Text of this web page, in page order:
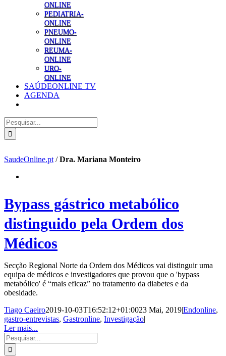
ONLINE
PEDIATRIA-
ONLINE
PNEUMO-
ONLINE
REUMA-
ONLINE
URO-
ONLINE
SAÚDEONLINE TV
AGENDA
Pesquisar
SaudeOnline.pt /Dra. Mariana Monteiro
Bypass gástrico metabólico
distinguido pela Ordem dos
Médicos
Secção Regional Norte da Ordem dos Médicos vai distinguir uma
equipa de médicos e investigadores que provou que o 'bypass
metabólico' é “mais eficaz” no tratamento da diabetes e da
obesidade.
Tiago Caeiro2019-10-03T16:52:12+01:0023 Mai, 2019|Endonline,
gastro-entrevistas, Gastronline, Investigação|
Ler mais...
Pesquisar